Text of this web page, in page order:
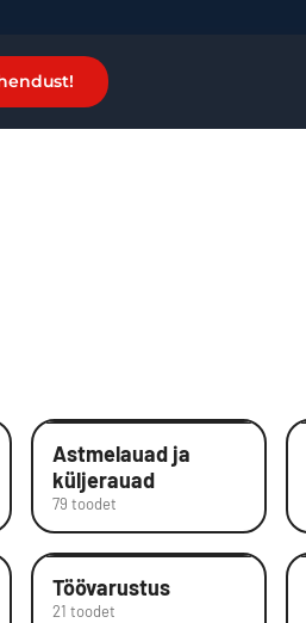
Astmelauad ja
küljerauad
79 toodet
Töövarustus
21 toodet